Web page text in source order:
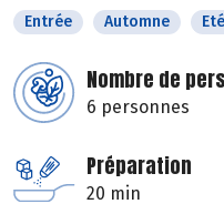
Entrée Automne Eté
Nombre de
6 personnes
Préparation
20 min